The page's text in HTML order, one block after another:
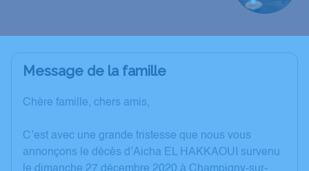
Message de la famille
Chère famille, chers amis,
C’est avec une grande tristesse que nous vous
annonçons le décès d’Aicha EL HAKKAOUI survenu